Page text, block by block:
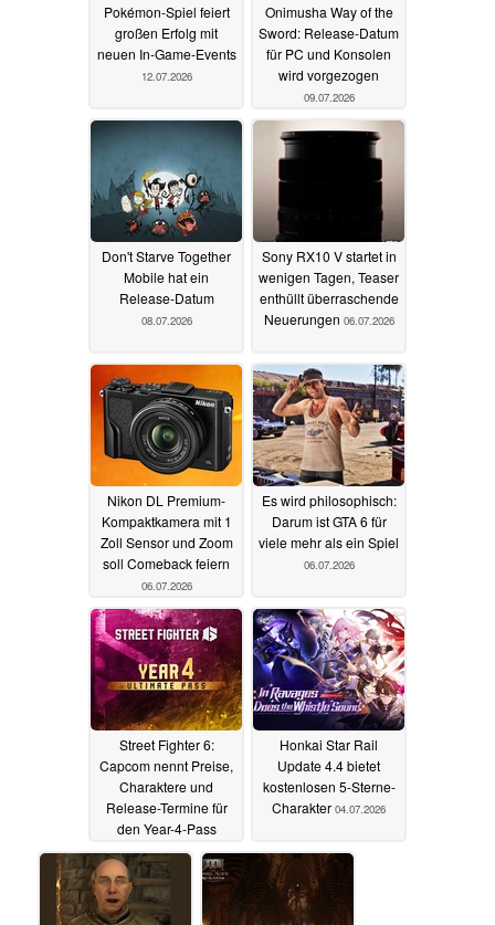
Pokémon-Spiel feiert
großen Erfolg mit
neuen In-Game-Events
12.07.2026
Onimusha Way of the
Sword: Release-Datum
für PC und Konsolen
wird vorgezogen
09.07.2026
Don't Starve Together
Mobile hat ein
Release-Datum
08.07.2026
Sony RX10 V startet in
wenigen Tagen, Teaser
enthüllt überraschende
Neuerungen 06.07.2026
Nikon DL Premium-
Kompaktkamera mit 1
Zoll Sensor und Zoom
soll Comeback feiern
06.07.2026
Es wird philosophisch:
Darum ist GTA 6 für
viele mehr als ein Spiel
06.07.2026
Street Fighter 6:
Capcom nennt Preise,
Charaktere und
Release-Termine für
den Year-4-Pass
05.07.2026
Honkai Star Rail
Update 4.4 bietet
kostenlosen 5-Sterne-
Charakter 04.07.2026